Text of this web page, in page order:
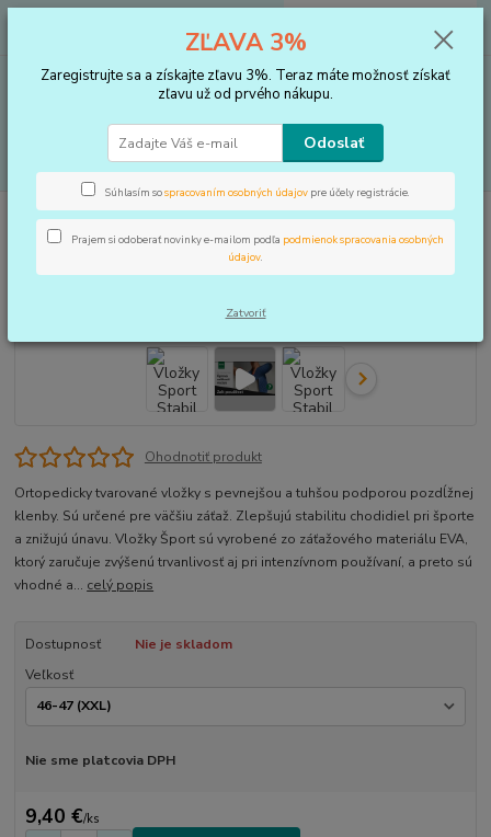
za0 €
Úvod VLOŽKY DO TOPÁNOK, KOREKTORY Vložky Sport Stabil
Vložky Sport Stabil
Ohodnotiť produkt
Ortopedicky tvarované vložky s pevnejšou a tuhšou podporou pozdĺžnej
klenby. Sú určené pre väčšiu záťaž. Zlepšujú stabilitu chodidiel pri športe
a znižujú únavu. Vložky Šport sú vyrobené zo záťažového materiálu EVA,
ktorý zaručuje zvýšenú trvanlivosť aj pri intenzívnom používaní, a preto sú
vhodné a... celý popis
Dostupnosť
Nie je skladom
Veľkosť
Nie sme platcovia DPH
9,40 €/ks
ZĽAVA 3%
Zaregistrujte sa a získajte zľavu 3%. Teraz máte možnosť získať
zľavu už od prvého nákupu.
Odoslať
Súhlasím sospracovaním osobných údajov pre účely registrácie.
Prajem si odoberať novinky e-mailom podľa podmienok spracovania osobných
údajov.
Zatvoriť